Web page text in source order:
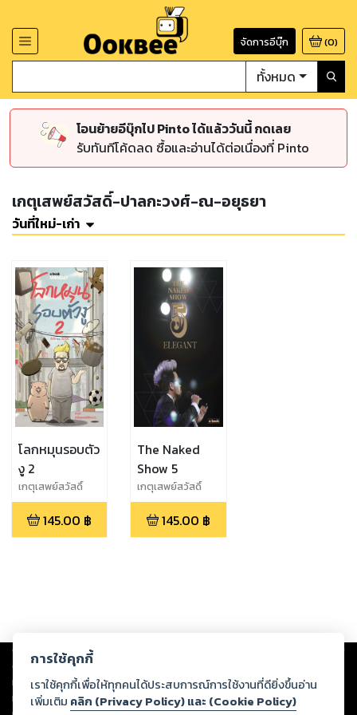
จัดการอีบุ๊ก (0)
ทั้งหมด
โอนย้ายอีบุ๊กไป Pinto ได้แล้ววันนี้ กดเลย
รับทันทีโค้ดลด ซื้อและอ่านได้ต่อเนื่องที่ Pinto
เกตุเสพย์สวัสดิ์-ปาลกะวงศ์-ณ-อยุธยา
วันที่ใหม่-เก่า
โลกหมุนรอบตัว
งู 2
เกตุเสพย์สวัสดิ์
ปาลกะวงศ์ ณ
อยุธยา145.00 ฿
The Naked
Show 5
เกตุเสพย์สวัสดิ์
ปาลกะวงศ์ ณ
อยุธยา,น้าเน็ก
145.00 ฿
Copyright © 2026
ต่อผลงานหรือเนื้อหาใดที่อัปโหลดผ่านเว็บไซต์และปรากฏว่าละเมิดสิทธิใน
ทรัพย์สินทางปัญญาของบุคคลอื่นหรือขัดต่อกฎหมายและศีลธรรม ดังนั้น ผู้อ่าน
ทุกท่านโปรดใช้วิจารณญาณในการกลั่นกรองด้วยตนเอง และหากท่านพบว่าส่วน
การใช้คุกกี้
เราใช้คุกกี้เพื่อให้ทุกคนได้ประสบการณ์การใช้งานที่ดียิ่งขึ้นอ่าน
เพิ่มเติม คลิก (Privacy Policy) และ (Cookie Policy)